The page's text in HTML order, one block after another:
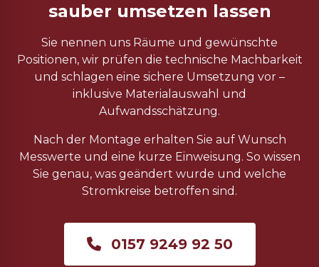
sauber umsetzen lassen
Sie nennen uns Räume und gewünschte
Positionen, wir prüfen die technische Machbarkeit
und schlagen eine sichere Umsetzung vor –
inklusive Materialauswahl und
Aufwandsschätzung.
Nach der Montage erhalten Sie auf Wunsch
Messwerte und eine kurze Einweisung. So wissen
Sie genau, was geändert wurde und welche
Stromkreise betroffen sind.
0157 9249 92 50